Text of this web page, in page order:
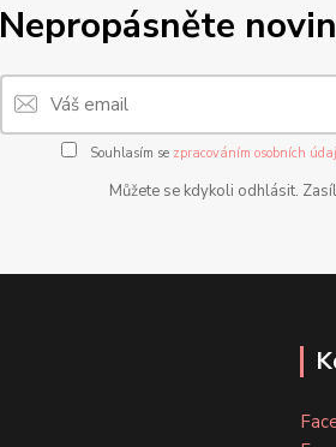
Nepropásněte
Souhlasím se zpracováním osobních
Můžete se kdykoli odhlásit.